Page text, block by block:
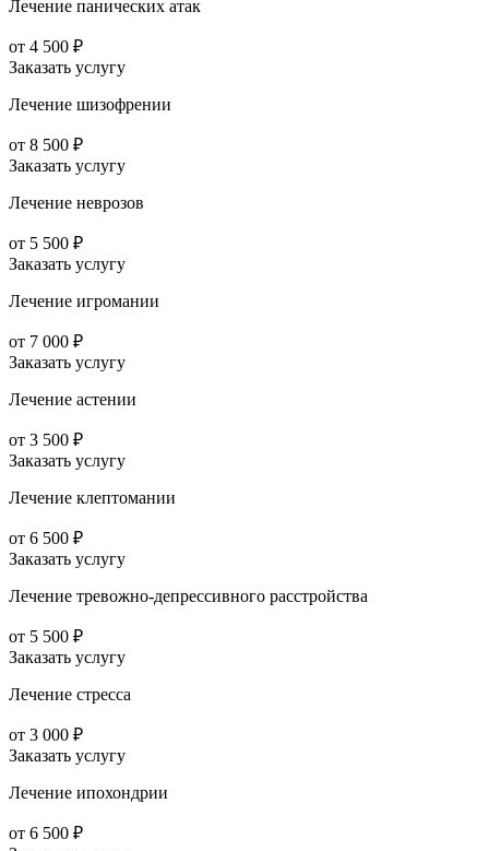
Лечение панических атак
от 4 500 ₽
Заказать услугу
Лечение шизофрении
от 8 500 ₽
Заказать услугу
Лечение неврозов
от 5 500 ₽
Заказать услугу
Лечение игромании
от 7 000 ₽
Заказать услугу
Лечение астении
от 3 500 ₽
Заказать услугу
Лечение клептомании
от 6 500 ₽
Заказать услугу
Лечение тревожно-депрессивного расстройства
от 5 500 ₽
Заказать услугу
Лечение стресса
от 3 000 ₽
Заказать услугу
Лечение ипохондрии
от 6 500 ₽